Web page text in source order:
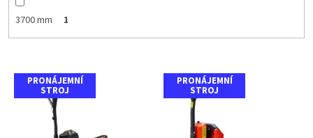
3700 mm 1
V
p
PRONÁJEMNÍ
STROJ
PRONÁJEMNÍ
STROJ